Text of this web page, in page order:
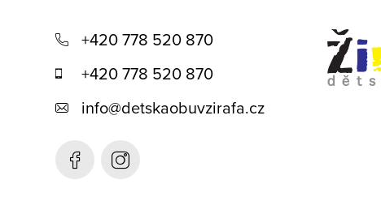
+420 778 520 870
+420 778 520 870
info@detskaobuvzirafa.cz